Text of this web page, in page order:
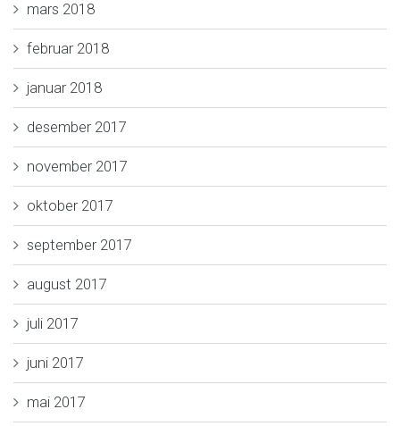
mars 2018
februar 2018
januar 2018
desember 2017
november 2017
oktober 2017
september 2017
august 2017
juli 2017
juni 2017
mai 2017